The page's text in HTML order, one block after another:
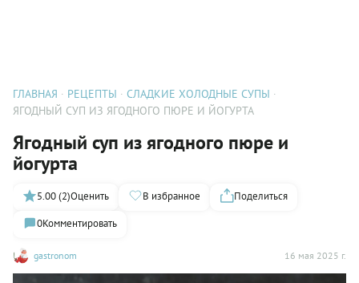
ГЛАВНАЯ РЕЦЕПТЫ
СЛАДКИЕ ХОЛОДНЫЕ СУПЫ
ЯГОДНЫЙ СУП ИЗ ЯГОДНОГО ПЮРЕ И ЙОГУРТА
Ягодный суп из ягодного пюре и
йогурта
gastronom 16 мая 2025 г.
5.00 (2)Оценить В избранное
Поделиться
0Комментировать